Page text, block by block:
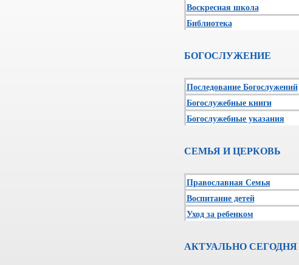
Воскресная школа
Библиотека
БОГОСЛУЖЕНИЕ
Последование Богослужений
Богослужебные книги
Богослужебные указания
СЕМЬЯ И ЦЕРКОВЬ
Православная Семья
Воспитание детей
Уход за ребенком
АКТУАЛЬНО СЕГОДНЯ